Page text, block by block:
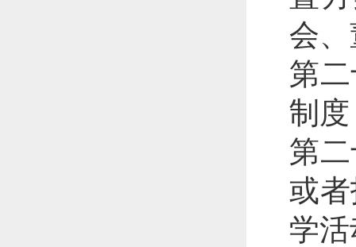
会
第
制
第
或
学